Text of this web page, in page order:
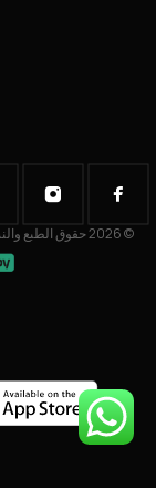
© 2026 حقوق الطبع والنشر محفوظة لعلامة © Dr.Scent.